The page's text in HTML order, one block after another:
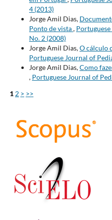
4 (2013)
Jorge Amil Dias,
Ponto de vista,
No. 2 (2008)
Jorge Amil Dias,O cálculo
Portuguese Journal of
Jorge Amil Dias,Como
, Portuguese Journal of
1 2 > >>